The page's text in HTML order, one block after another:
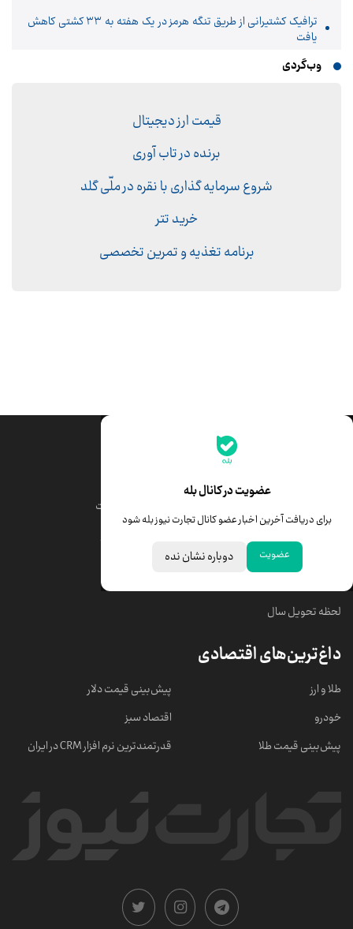
ترافیک کشتیرانی از طریق تنگه هرمز در یک هفته به ۳۳ کشتی کاهش
یافت
وب‌گردی
قیمت ارز دیجیتال
برنده در تاب آوری
شروع سرمایه گذاری با نقره در ملّی گلد
خرید تتر
برنامه تغذیه و تمرین تخصصی
عضویت در کانال بله
برای دریافت آخرین اخبار عضو کانال تجارت نیوز بله شود
عضویت دوباره نشان نده
جدیدترین قیمت‌ها
قیمت درهم امارات
خبرهای مهم
لحظه تحویل سال
داغ‌ترین‌های اقتصادی
طلا و ارز
خودرو
پیش‌بینی قیمت طلا
پیش‌بینی قیمت دلار
اقتصاد سبز
قدرتمندترین نرم‌ افزار CRM در ایران